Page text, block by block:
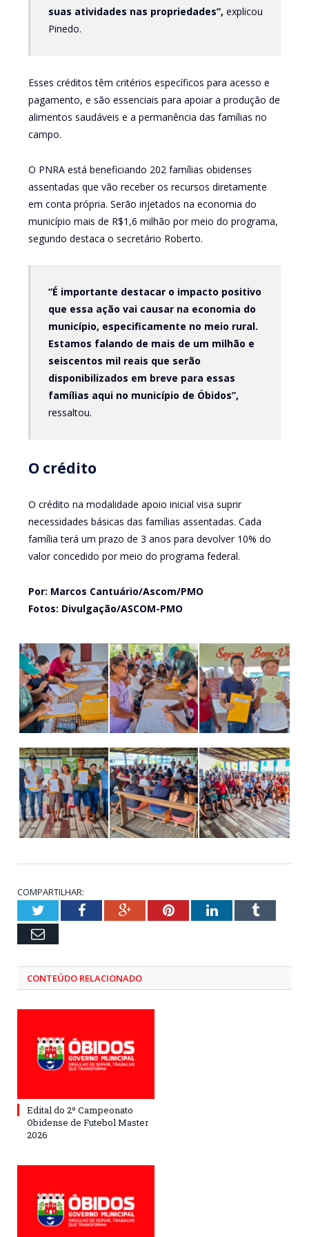
suas atividades nas propriedades”, explicou
Pinedo.
Esses créditos têm critérios específicos para acesso e
pagamento, e são essenciais para apoiar a produção de
alimentos saudáveis e a permanência das famílias no
campo.
O PNRA está beneficiando 202 famílias obidenses
assentadas que vão receber os recursos diretamente
em conta própria. Serão injetados na economia do
município mais de R$1,6 milhão por meio do programa,
segundo destaca o secretário Roberto.
“É importante destacar o impacto positivo
que essa ação vai causar na economia do
município, especificamente no meio rural.
Estamos falando de mais de um milhão e
seiscentos mil reais que serão
disponibilizados em breve para essas
famílias aqui no município de Óbidos”,
ressaltou.
O crédito
O crédito na modalidade apoio inicial visa suprir
necessidades básicas das famílias assentadas. Cada
família terá um prazo de 3 anos para devolver 10% do
valor concedido por meio do programa federal.
Por: Marcos Cantuário/Ascom/PMO
Fotos: Divulgação/ASCOM-PMO
COMPARTILHAR:
TwitterFacebookGoogle+PinterestLinkedInTumblr
Email
CONTEÚDO RELACIONADO
Edital do 2º Campeonato
Obidense de Futebol Master
2026